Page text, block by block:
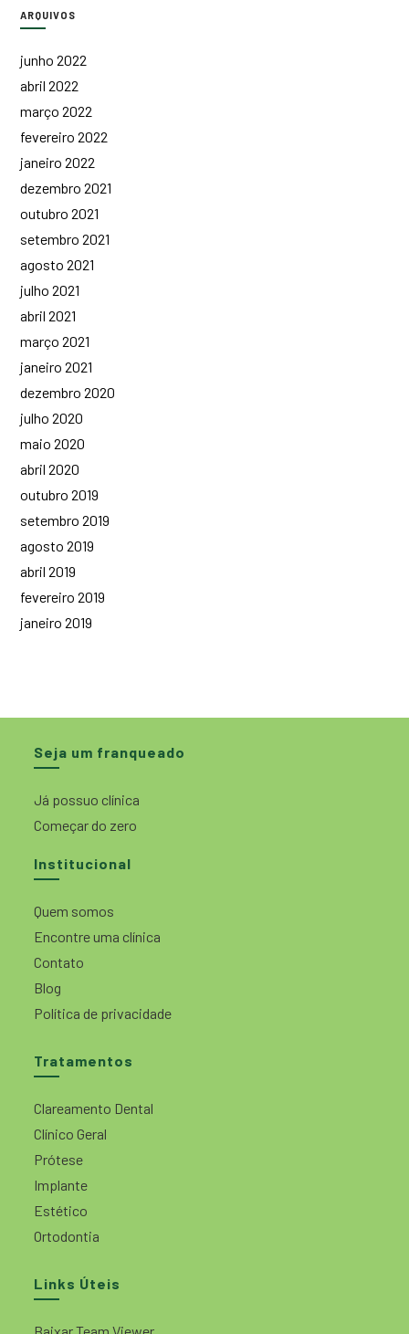
ARQUIVOS
junho 2022
abril 2022
março 2022
fevereiro 2022
janeiro 2022
dezembro 2021
outubro 2021
setembro 2021
agosto 2021
julho 2021
abril 2021
março 2021
janeiro 2021
dezembro 2020
julho 2020
maio 2020
abril 2020
outubro 2019
setembro 2019
agosto 2019
abril 2019
fevereiro 2019
janeiro 2019
Seja um franqueado
Já possuo clínica
Começar do zero
Institucional
Quem somos
Encontre uma clínica
Contato
Blog
Política de privacidade
Tratamentos
Clareamento Dental
Clínico Geral
Prótese
Implante
Estético
Ortodontia
Links Úteis